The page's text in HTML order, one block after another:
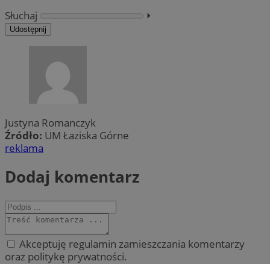
Słuchaj
⏵︎
Udostępnij
Justyna Romanczyk
Źródło: UM Łaziska Górne
reklama
Dodaj komentarz
Akceptuję regulamin zamieszczania komentarzy
oraz politykę prywatności.